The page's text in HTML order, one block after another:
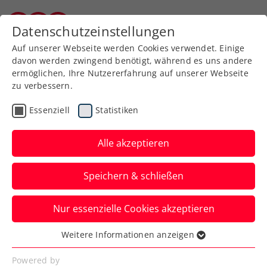
Zurück zur Newsübersicht
Turniere
ITF Windhoek: Neubauer
holt mit erst 14 Jahren
ersten internationalen
U18-Titel
Das ÖTV-Nachwuchstalent entscheidet in
Namibias Hauptstadt den Doppelbewerb
für sich.
Datenschutzeinstellungen
Auf unserer Webseite werden Cookies verwendet. Einige
davon werden zwingend benötigt, während es uns andere
ermöglichen, Ihre Nutzererfahrung auf unserer Webseite
zu verbessern.
Essenziell Statistiken
Alle akzeptieren
Speichern & schließen
Nur essenzielle Cookies akzeptieren
Essenziell
Essenzielle Cookies werden für grundlegende
Weitere Informationen anzeigen
Powered by